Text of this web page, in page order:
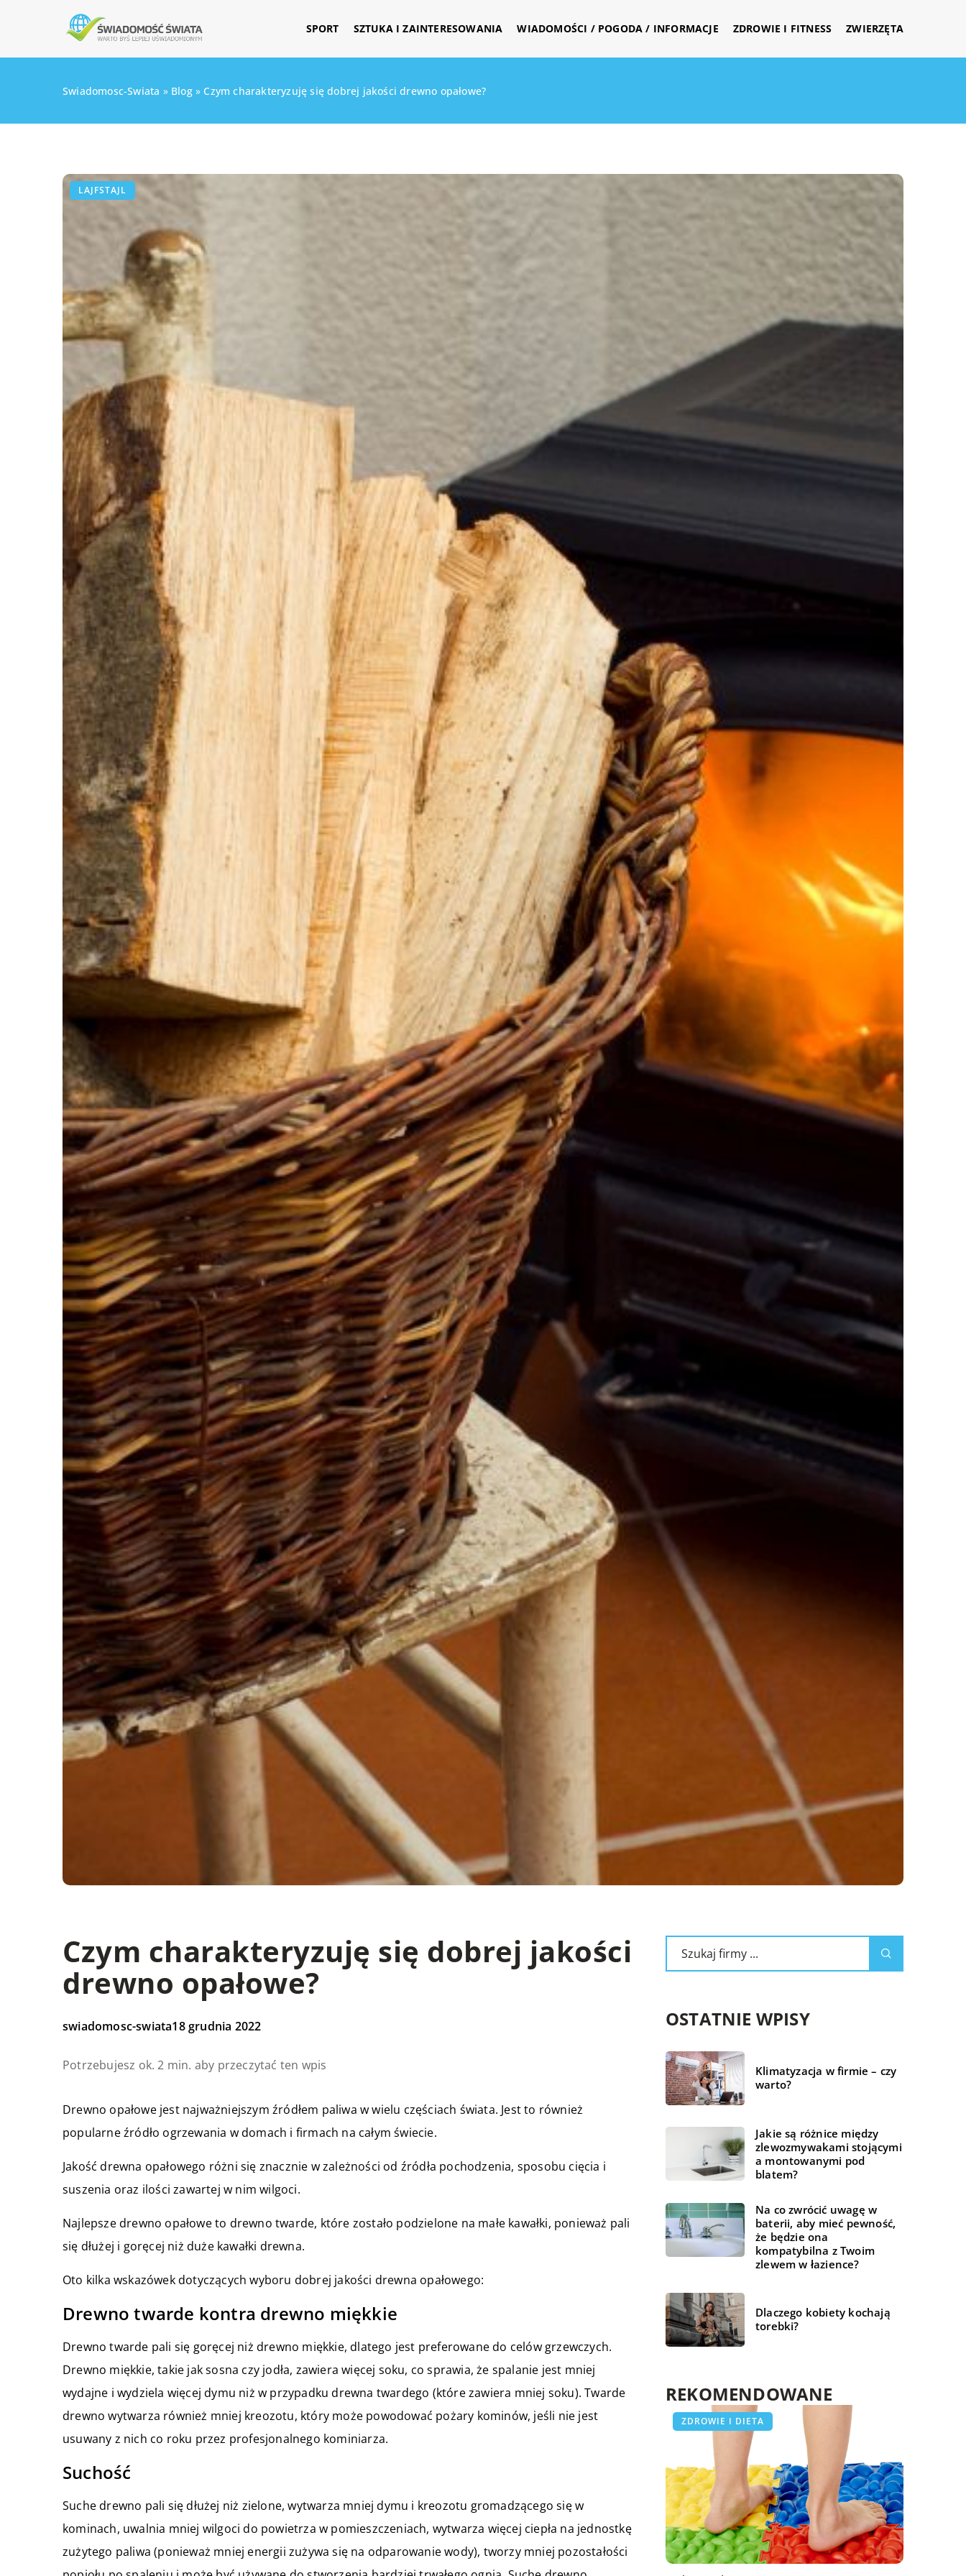
SPORT SZTUKA I ZAINTERESOWANIA WIADOMOŚCI / POGODA / INFORMACJE ZDROWIE I FITNESS ZWIERZĘTA
Swiadomosc-Swiata » Blog» Czym charakteryzuję się dobrej jakości drewno opałowe?
LAJFSTAJL
Czym charakteryzuję się dobrej jakości
drewno opałowe?
swiadomosc-swiata18 grudnia 2022
Potrzebujesz ok. 2 min. aby przeczytać ten wpis
Drewno opałowe jest najważniejszym źródłem paliwa w wielu częściach świata. Jest to również
popularne źródło ogrzewania w domach i firmach na całym świecie.
Jakość drewna opałowego różni się znacznie w zależności od źródła pochodzenia, sposobu cięcia i
suszenia oraz ilości zawartej w nim wilgoci.
Najlepsze drewno opałowe to drewno twarde, które zostało podzielone na małe kawałki, ponieważ pali
się dłużej i goręcej niż duże kawałki drewna.
Oto kilka wskazówek dotyczących wyboru dobrej jakości drewna opałowego:
Drewno twarde kontra drewno miękkie
Drewno twarde pali się goręcej niż drewno miękkie, dlatego jest preferowane do celów grzewczych.
Drewno miękkie, takie jak sosna czy jodła, zawiera więcej soku, co sprawia, że spalanie jest mniej
wydajne i wydziela więcej dymu niż w przypadku drewna twardego (które zawiera mniej soku). Twarde
drewno wytwarza również mniej kreozotu, który może powodować pożary kominów, jeśli nie jest
usuwany z nich co roku przez profesjonalnego kominiarza.
Suchość
Suche drewno pali się dłużej niż zielone, wytwarza mniej dymu i kreozotu gromadzącego się w
kominach, uwalnia mniej wilgoci do powietrza w pomieszczeniach, wytwarza więcej ciepła na jednostkę
zużytego paliwa (ponieważ mniej energii zużywa się na odparowanie wody), tworzy mniej pozostałości
OSTATNIE WPISY
Klimatyzacja w firmie – czy
warto?
Jakie są różnice między
zlewozmywakami stojącymi
a montowanymi pod
blatem?
Na co zwrócić uwagę w
baterii, aby mieć pewność,
że będzie ona
kompatybilna z Twoim
zlewem w łazience?
Dlaczego kobiety kochają
torebki?
REKOMENDOWANE
LAJFSTAJL
ZDROWIE I DIETA
LAJFSTAJL